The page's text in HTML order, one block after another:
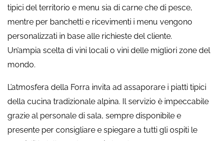
tipici del territorio e menu sia di carne che di pesce,
mentre per banchetti e ricevimenti i menu vengono
personalizzati in base alle richieste del cliente.
Un’ampia scelta di vini locali o vini delle migliori zone del
mondo.
L’atmosfera della Forra invita ad assaporare i piatti tipici
della cucina tradizionale alpina. Il servizio è impeccabile
grazie al personale di sala, sempre disponibile e
presente per consigliare e spiegare a tutti gli ospiti le